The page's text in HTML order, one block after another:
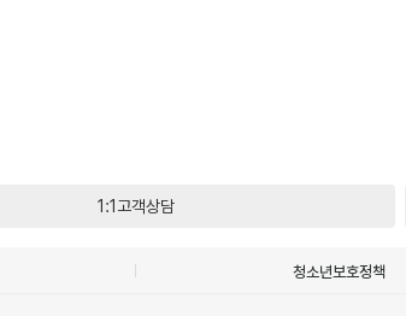
1:1고객상담
청소년보호정책